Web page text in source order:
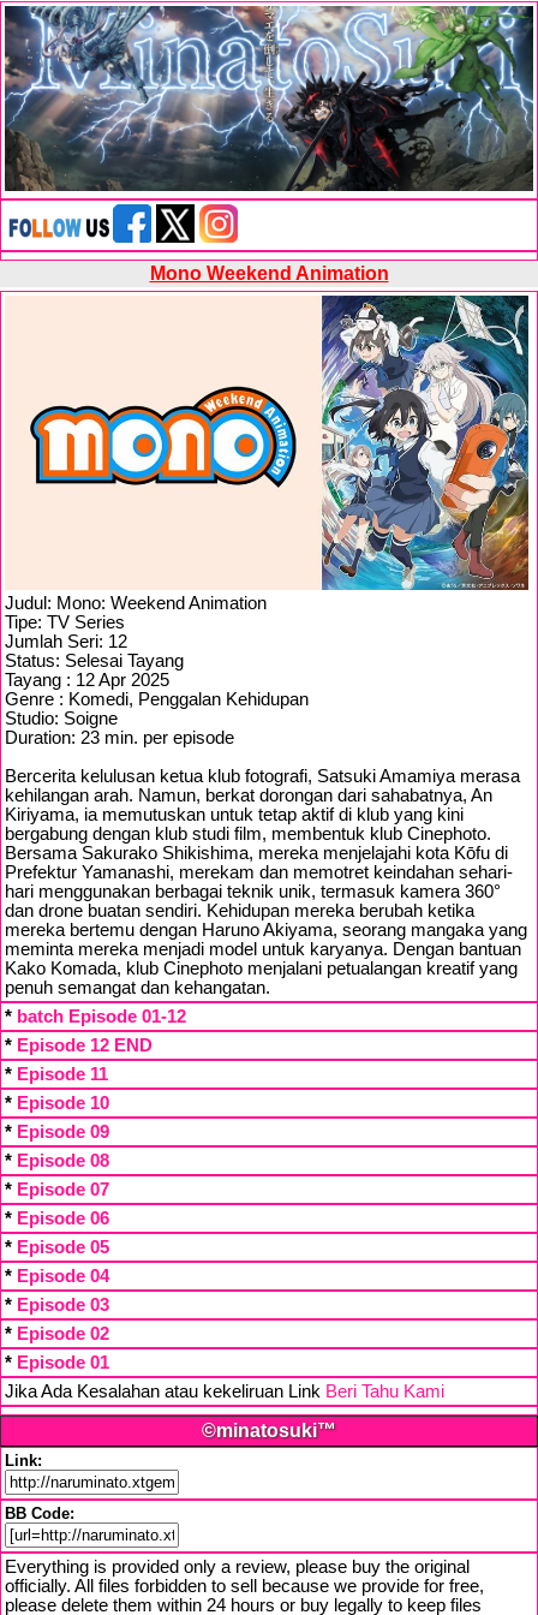
Mono Weekend Animation
Judul: Mono: Weekend Animation
Tipe: TV Series
Jumlah Seri: 12
Status: Selesai Tayang
Tayang : 12 Apr 2025
Genre : Komedi, Penggalan Kehidupan
Studio: Soigne
Duration: 23 min. per episode
Bercerita kelulusan ketua klub fotografi, Satsuki Amamiya merasa
kehilangan arah. Namun, berkat dorongan dari sahabatnya, An
Kiriyama, ia memutuskan untuk tetap aktif di klub yang kini
bergabung dengan klub studi film, membentuk klub Cinephoto.
Bersama Sakurako Shikishima, mereka menjelajahi kota Kōfu di
Prefektur Yamanashi, merekam dan memotret keindahan sehari-
hari menggunakan berbagai teknik unik, termasuk kamera 360°
dan drone buatan sendiri. Kehidupan mereka berubah ketika
mereka bertemu dengan Haruno Akiyama, seorang mangaka yang
meminta mereka menjadi model untuk karyanya. Dengan bantuan
Kako Komada, klub Cinephoto menjalani petualangan kreatif yang
penuh semangat dan kehangatan.
* batch Episode 01-12
* Episode 12 END
* Episode 11
* Episode 10
* Episode 09
* Episode 08
* Episode 07
* Episode 06
* Episode 05
* Episode 04
* Episode 03
* Episode 02
* Episode 01
Jika Ada Kesalahan atau kekeliruan Link Beri Tahu Kami
©minatosuki™
Link:
BB Code:
Everything is provided only a review, please buy the original
officially. All files forbidden to sell because we provide for free,
please delete them within 24 hours or buy legally to keep files